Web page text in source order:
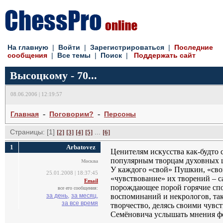
На главную | Войти | Зарегистрироваться | Последние
сообщения | Все темы | Поиск | Поддержать сайт
Высоцкому - 70...
08.06.2006 | 12:19:57
Главная - Поговорим? - Персоны
Страницы: [1] [2] [3] [4] [5]
[6]
1
Arbatovez
Москва
25.01.2008 | 18:37:45
Email
все его сообщения:
за день, за месяц,
за все время
Ценителям искусства как-будто
популярным творцам духовных
У каждого «свой» Пушкин,
«чувствование» их творений –
порождающее порой горячие
воспоминаний и некрологов,
творчество, делясь своими
Семёновича услышать мнения